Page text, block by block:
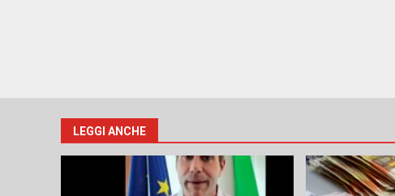
LEGGI ANCHE